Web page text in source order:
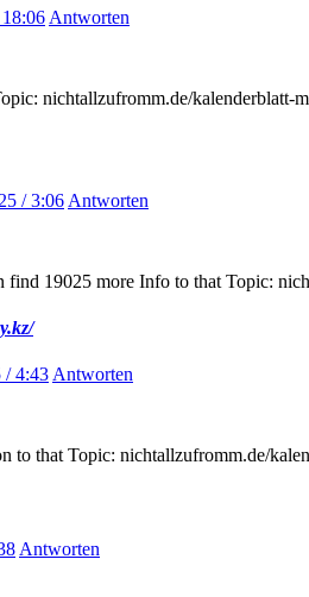
Antworten
nichtallzufromm.de/kalenderblatt-
/ 3:06 Antworten
19025 more Info to that Topic:
/ 4:43 Antworten
to that Topic: nichtallzufromm.de/
Antworten